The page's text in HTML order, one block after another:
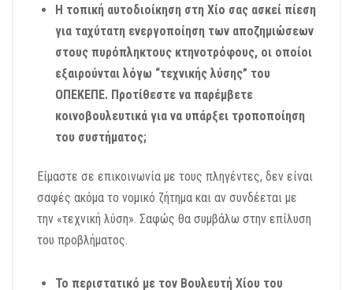
Η τοπική αυτοδιοίκηση στη Χίο σας ασκεί πίεση
για ταχύτατη ενεργοποίηση των αποζημιώσεων
στους πυρόπληκτους κτηνοτρόφους, οι οποίοι
εξαιρούνται λόγω “τεχνικής λύσης” του
ΟΠΕΚΕΠΕ. Προτίθεστε να παρέμβετε
κοινοβουλευτικά για να υπάρξει τροποποίηση
του συστήματος;
Είμαστε σε επικοινωνία με τους πληγέντες, δεν είναι
σαφές ακόμα το νομικό ζήτημα και αν συνδέεται με
την «τεχνική λύση». Σαφώς θα συμβάλω στην επίλυση
του προβλήματος.
Το περιστατικό με τον Βουλευτή Χίου του